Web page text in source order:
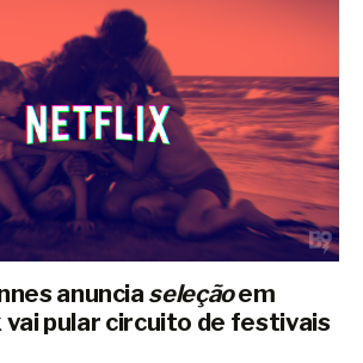
anuncia seleçãoem
vai pular circuito de festivais